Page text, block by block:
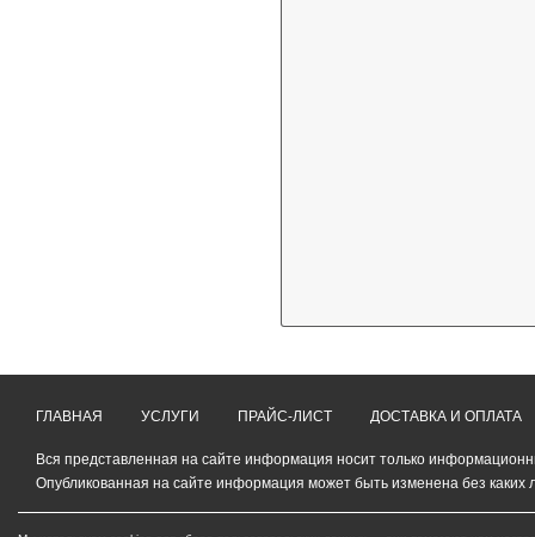
ГЛАВНАЯ УСЛУГИ ПРАЙС-ЛИСТ ДОСТАВКА И ОПЛАТА
Вся представленная на сайте информация носит только
Опубликованная на сайте информация может быть изменена без каких